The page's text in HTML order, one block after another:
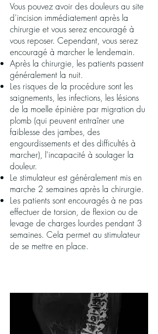
Vous pouvez avoir des douleurs au site
d'incision immédiatement après la
chirurgie et vous serez encouragé à
vous reposer. Cependant, vous serez
encouragé à marcher le lendemain.
Après la chirurgie, les patients passent
généralement la nuit.
Les risques de la procédure sont les
saignements, les infections, les lésions
de la moelle épinière par migration du
plomb (qui peuvent entraîner une
faiblesse des jambes, des
engourdissements et des difficultés à
marcher), l'incapacité à soulager la
douleur.
Le stimulateur est généralement mis en
marche 2 semaines après la chirurgie.
Les patients sont encouragés à ne pas
effectuer de torsion, de flexion ou de
levage de charges lourdes pendant 3
semaines. Cela permet au stimulateur
de se mettre en place.